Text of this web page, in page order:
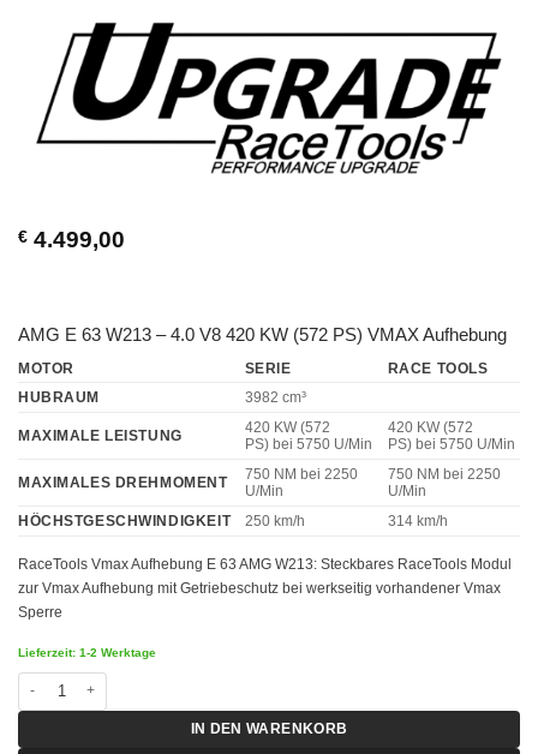
€ 4.499,00
AMG E 63 W213 – 4.0 V8 420 KW (572 PS) VMAX Aufhebung
MOTOR SERIE
RACE TOOLS
HUBRAUM
3982 cm³
MAXIMALE LEISTUNG
420 KW (572
PS) bei 5750 U/Min
420 KW (572
PS) bei 5750 U/Min
MAXIMALES DREHMOMENT
750 NM bei 2250
U/Min
750 NM bei 2250
U/Min
HÖCHSTGESCHWINDIGKEIT 250 km/h 314 km/h
RaceTools Vmax Aufhebung E 63 AMG W213: Steckbares RaceTools Modul
zur Vmax Aufhebung mit Getriebeschutz bei werkseitig vorhandener Vmax
Sperre
Lieferzeit: 1-2 Werktage
Chiptuning AMG E 63 W213 - 4.0 V8 420 KW (572 PS) VMAX Menge
IN DEN WARENKORB